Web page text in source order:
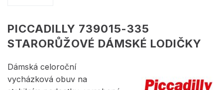
PICCADILLY 739015-335
STARORŮŽOVÉ DÁMSKÉ LODIČKY
Dámská celoroční
vycházková obuv na